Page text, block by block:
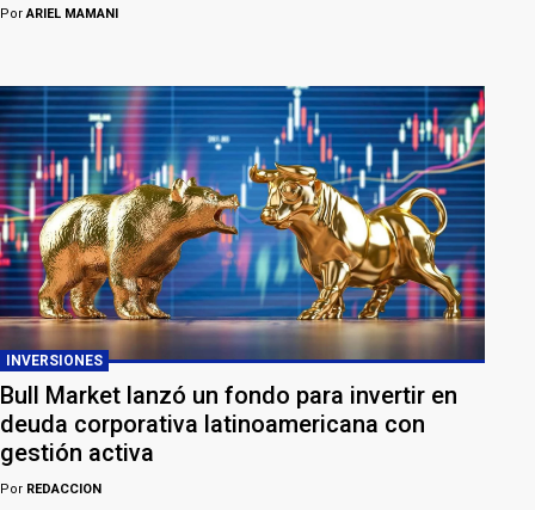
PorARIEL MAMANI
INVERSIONES
Bull Market lanzó un fondo para invertir en
deuda corporativa latinoamericana con
gestión activa
Por REDACCION